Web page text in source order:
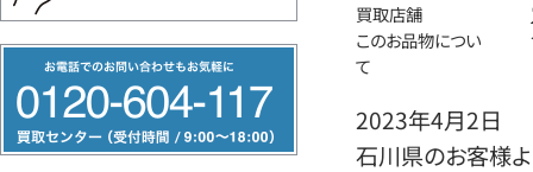
リ
ー
買取店舗
このお品物につい
て
2023年4月2日
石川県のお客様よ